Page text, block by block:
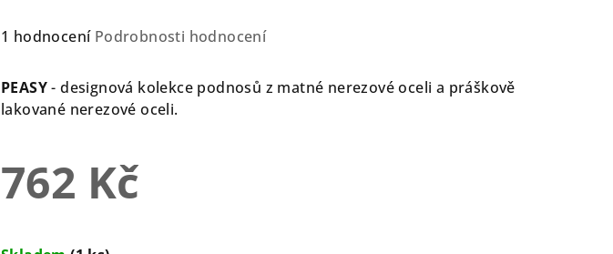
Průměrné
produktu
je
5
hvězdiček.
1 hodnocení Podrobnosti hodnocení
PEASY- designová kolekce podnosů z matné nerezové oceli a práškově
lakované nerezové oceli.
762 Kč
cena: